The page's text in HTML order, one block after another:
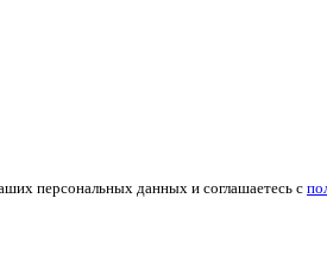
персональных данных и соглашаетесь с